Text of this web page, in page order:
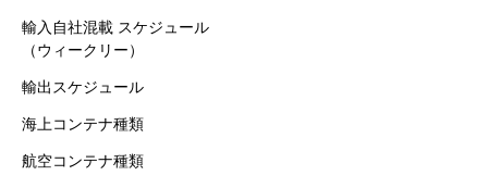
輸入自社混載 スケジュール
（ウィークリー）
輸出スケジュール
海上コンテナ種類
航空コンテナ種類